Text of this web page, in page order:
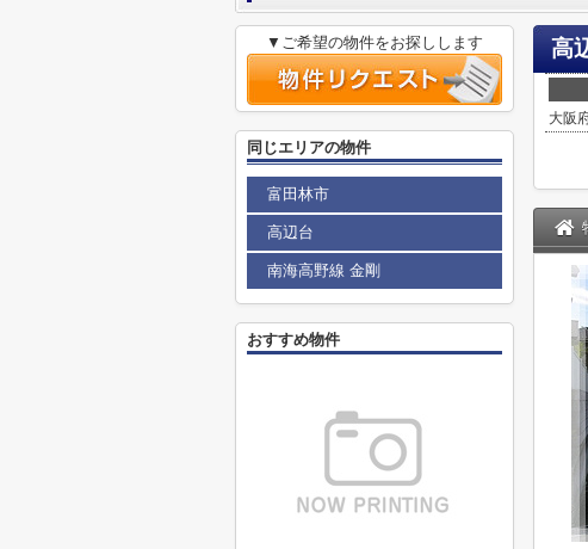
高
大阪
▼ご希望の物件をお探しします
同じエリアの物件
富田林市
高辺台
南海高野線 金剛
おすすめ物件